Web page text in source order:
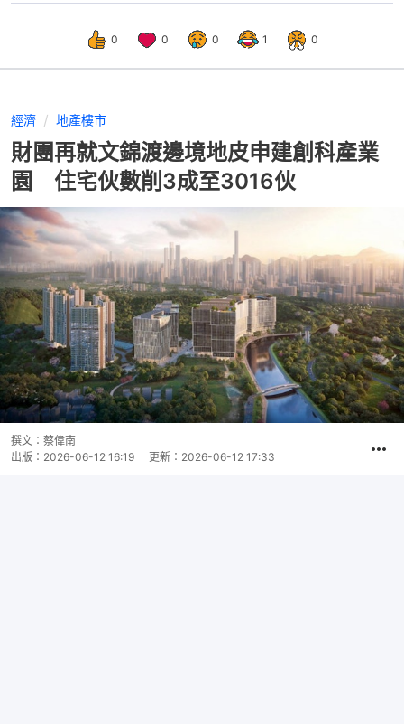
0 0 0 1 0
經濟 地產樓市
財團再就文錦渡邊境地皮申建創科產業
園 住宅伙數削3成至3016伙
撰文： 蔡偉南
出版： 2026-06-12 16:19 更新： 2026-06-12 17:33